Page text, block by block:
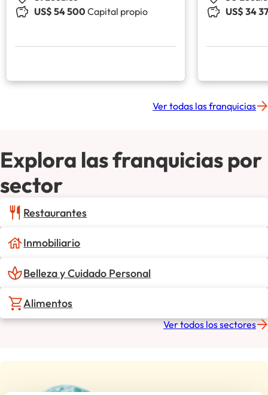
US$ 54 500 Capital propio
US$ 34
Ver todas las franquicias
Explora las franquicias por
sector
Restaurantes
Inmobiliario
Belleza y Cuidado Personal
Alimentos
Ver todos los sectores